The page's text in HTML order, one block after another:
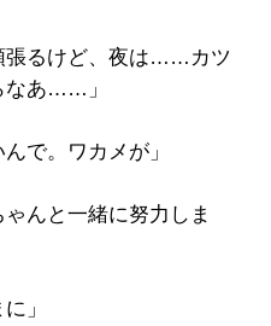
張るけど、夜は……カツ
なあ……」
で。ワカメが」
んと一緒に努力しま
」